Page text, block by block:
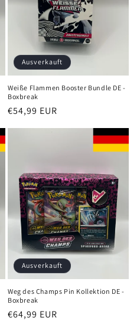
Ausverkauft
Weiße Flammen Booster Bundle DE -
Boxbreak
Normaler
€54,99 EUR
Ausverkauft
Weg des Champs Pin Kollektion DE -
Boxbreak
Normaler
€64,99 EUR